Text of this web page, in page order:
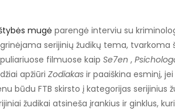
mugė parengė interviu su
serijinių žudikų tema, tvarkoma
filmuose kaip Se7en ,
apžiūri Zodiakas ir paaiškina esminį,
būdu FTB skirsto į kategorijas serijinius
žudikai atsineša įrankius ir ginklus,